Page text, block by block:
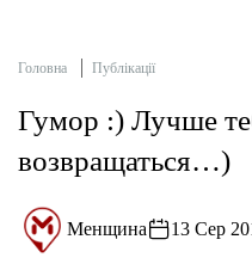
Головна Публікації
Гумор :) Лучше
возвращаться…)
Менщина 13 Сер